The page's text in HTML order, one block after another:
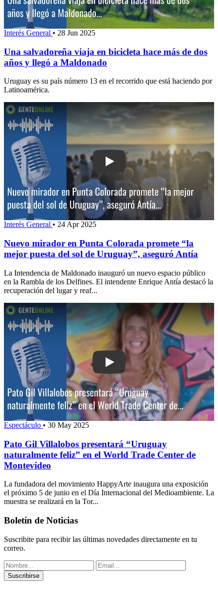
Interés General • 28 Jun 2025
Una salvadoreña viaja en bicicleta hace más de dos
años y llegó a Maldonado
Uruguay es su país número 13 en el recorrido que está haciendo por
Latinoamérica.
Play: Nuevo mirador en Punta
Interés General • 24 Apr 2025
Nuevo mirador en Punta Colorada promete “la
mejor puesta del sol de Uruguay”, aseguró Antía
La Intendencia de Maldonado inauguró un nuevo espacio público
en la Rambla de los Delfines. El intendente Enrique Antía destacó la
recuperación del lugar y reaf...
Play: Pato Gil Villalobos presentará
Espectáculo • 30 May 2025
Pato Gil Villalobos presentará “Uruguay
naturalmente feliz” en el World Trade Center de
Montevideo
La fundadora del movimiento HappyArte inaugura una exposición
el próximo 5 de junio en el Día Internacional del Medioambiente. La
muestra se realizará en la Tor...
Boletín de Noticias
Suscribite para recibir las últimas novedades directamente en tu
correo.
Suscribirse